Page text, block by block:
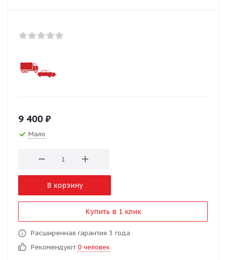
9 400 ₽
Мало
В корзину
Купить в 1 клик
Расширенная гарантия 3 года
Рекомендуют 0 человек